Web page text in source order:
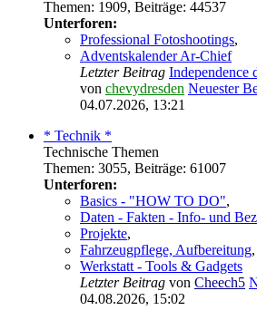
Themen: 1909, Beiträge: 44537
Unterforen:
Professional Fotoshootings,
Adventskalender Ar-Chief
Letzter Beitrag Independence
von chevydresden Neuester
04.07.2026, 13:21
* Technik *
Technische Themen
Themen: 3055, Beiträge: 61007
Unterforen:
Basics - "HOW TO DO",
Daten - Fakten - Info- und
Projekte,
Fahrzeugpflege, Aufbereitung,
Werkstatt - Tools & Gadgets
Letzter Beitrag von Cheech5
04.08.2026, 15:02